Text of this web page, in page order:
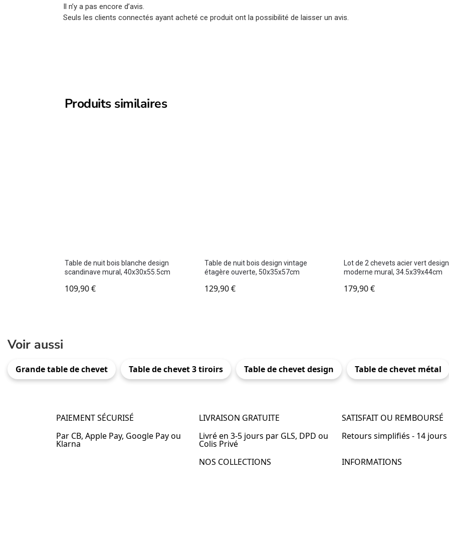
Il n’y a pas encore d’avis.
Seuls les clients connectés ayant acheté ce produit ont la possibilité de laisser un avis.
Produits similaires
Table de nuit bois blanche design
scandinave mural, 40x30x55.5cm
109,90€
Table de nuit bois design vintage
étagère ouverte, 50x35x57cm
129,90€
Lot de 2 chevets acier vert design
moderne mural, 34.5x39x44cm
179,90€
Voir aussi
Grande table de chevet Table de chevet 3 tiroirs Table de chevet design Table de chevet métal
PAIEMENT SÉCURISÉ
Par CB, Apple Pay, Google Pay ou
Klarna
LIVRAISON GRATUITE
Livré en 3-5 jours par GLS, DPD ou
Colis Privé
SATISFAIT OU REMBOURSÉ
Retours simplifiés - 14 jours
NOS COLLECTIONS
INFORMATIONS